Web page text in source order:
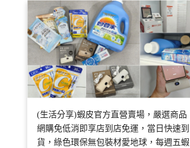
(生活分享)蝦皮官方直營賣場，嚴選商品
網購免低消即享店到店免運，當日快速到
貨，綠色環保無包裝材愛地球，每週五蝦